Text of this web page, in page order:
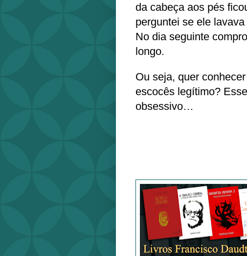
da cabeça aos pés
perguntei se ele
No dia seguinte
longo.
Ou seja, quer
escocês legítimo?
obsessivo…